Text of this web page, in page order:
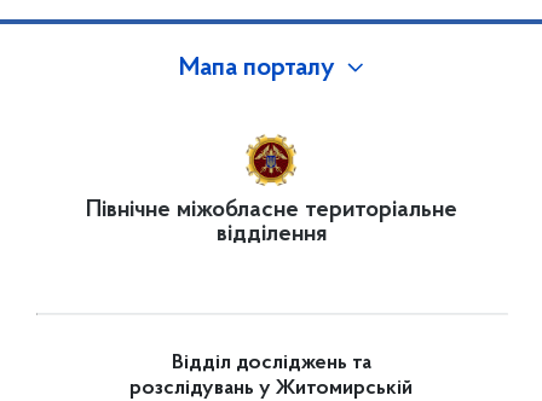
Мапа порталу
Північне міжобласне територіальне
відділення
Відділ досліджень та
розслідувань у Житомирській